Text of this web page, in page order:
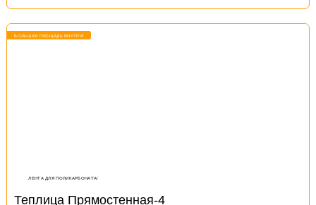
БОЛЬШАЯ ПЛОЩАДЬ ВНУТРИ!
ЛЕНТА ДЛЯ ПОЛИКАРБОНАТА!
Теплица Прямостенная-4